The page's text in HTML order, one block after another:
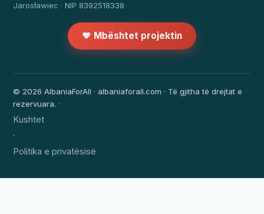
Jarosławiec · NIP 8392518338
❤️ Mbështet projektin
© 2026 AlbaniaForAll · albaniaforall.com · Të gjitha të drejtat e
rezervuara. ·
Kushtet
·
Politika e privatësisë